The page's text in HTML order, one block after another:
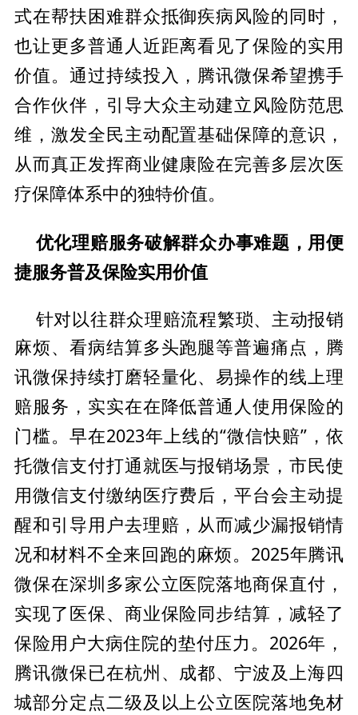
式在帮扶困难群众抵御疾病风险的同时，
也让更多普通人近距离看见了保险的实用
价值。通过持续投入，腾讯微保希望携手
合作伙伴，引导大众主动建立风险防范思
维，激发全民主动配置基础保障的意识，
从而真正发挥商业健康险在完善多层次医
疗保障体系中的独特价值。
优化理赔服务破解群众办事难题 ， 用便
捷服务普及保险实用价值
针对以往群众理赔流程繁琐、主动报销
麻烦、看病结算多头跑腿等普遍痛点，腾
讯微保持续打磨轻量化、易操作的线上理
赔服务，实实在在降低普通人使用保险的
门槛。早在2023年上线的“微信快赔”，依
托微信支付打通就医与报销场景，市民使
用微信支付缴纳医疗费后，平台会主动提
醒和引导用户去理赔，从而减少漏报销情
况和材料不全来回跑的麻烦。2025年腾讯
微保在深圳多家公立医院落地商保直付，
实现了医保、商业保险同步结算，减轻了
保险用户大病住院的垫付压力。2026年，
腾讯微保已在杭州、成都、宁波及上海四
城部分定点二级及以上公立医院落地免材